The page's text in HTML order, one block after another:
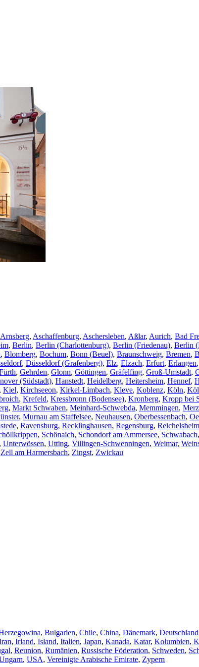
Arnsberg, Aschaffenburg, Aschersleben, Aßlar, Aurich, Bad
, Berlin, Berlin (Charlottenburg), Berlin (Friedenau), Berlin
, Blomberg, Bochum, Bonn (Beuel), Braunschweig, Bremen,
, Düsseldorf (Grafenberg), Elz, Elzach, Erfurt, Erlangen,
, Gehrden, Glonn, Göttingen, Gräfelfing, Groß-Umstadt,
(Südstadt), Hanstedt, Heidelberg, Heitersheim, Hennef,
, Kiel, Kirchseeon, Kirkel-Limbach, Kleve, Koblenz, Köln,
, Krefeld, Kressbronn (Bodensee), Kronberg, Kropp bei
, Markt Schwaben, Meinhard-Schwebda, Memmingen,
, Murnau am Staffelsee, Neuhausen, Oberbessenbach,
, Ravensburg, Recklinghausen, Regensburg, Reichelsheim
, Schönaich, Schondorf am Ammersee, Schwabach,
, Unterwössen, Utting, Villingen-Schwenningen, Weimar,
Zell am Harmersbach, Zingst, Zwickau
, Bulgarien, Chile, China, Dänemark, Deutschland
, Irland, Island, Italien, Japan, Kanada, Katar, Kolumbien,
, Reunion, Rumänien, Russische Föderation, Schweden,
, USA, Vereinigte Arabische Emirate, Zypern